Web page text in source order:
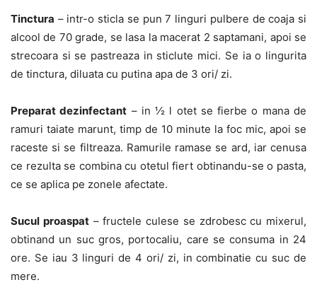
Tinctura – intr-o sticla se pun 7 linguri pulbere de coaja si
alcool de 70 grade, se lasa la macerat 2 saptamani, apoi se
strecoara si se pastreaza in sticlute mici. Se ia o lingurita
de tinctura, diluata cu putina apa de 3 ori/ zi.
Preparat dezinfectant – in ½ l otet se fierbe o mana de
ramuri taiate marunt, timp de 10 minute la foc mic, apoi se
raceste si se filtreaza. Ramurile ramase se ard, iar cenusa
ce rezulta se combina cu otetul fiert obtinandu-se o pasta,
ce se aplica pe zonele afectate.
Sucul proaspat– fructele culese se zdrobesc cu mixerul,
obtinand un suc gros, portocaliu, care se consuma in 24
ore. Se iau 3 linguri de 4 ori/ zi, in combinatie cu suc de
mere.